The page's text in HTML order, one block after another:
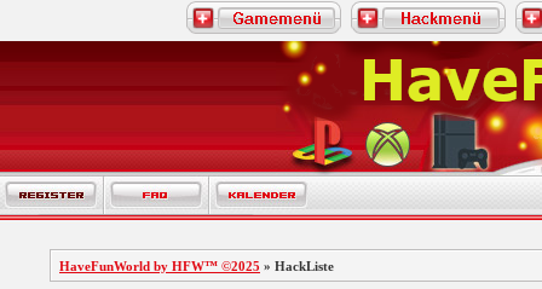
HaveFunWorld by HFW™ ©2025 » HackListe